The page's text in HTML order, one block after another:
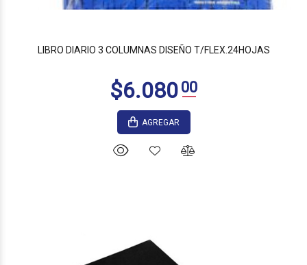
LIBRO DIARIO 3 COLUMNAS DISEÑO T/FLEX.24HOJAS
AGREGAR